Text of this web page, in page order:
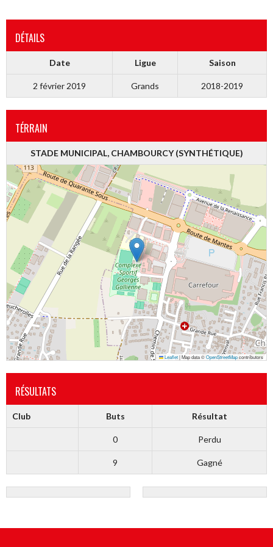
DÉTAILS
Date Ligue Saison
2 février 2019 Grands 2018-2019
TÉRRAIN
STADE MUNICIPAL, CHAMBOURCY (SYNTHÉTIQUE)
Leaflet|Map data ©OpenStreetMapcontributors
RÉSULTATS
Club Buts Résultat
0 Perdu
9 Gagné